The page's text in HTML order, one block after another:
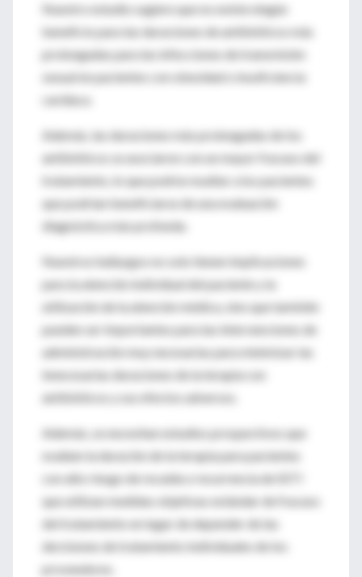
Nuestro estudio sugiere que no existe ningún
beneficio para las duraciones de antibióticos más
prolongadas para las infecciones de transmisión
sexual en pacientes con obesidad o insuficiencia
cardíaca.
Además, las duraciones más prolongadas de los
antibióticos se asociaron con un mayor fracaso del
tratamiento, lo que podría resaltar a los pacientes
que podrían beneficiarse de una evaluación
diagnóstica más profunda.
Nuestros hallazgos no solo tienen implicaciones
para la atención individual del paciente y la
utilización de la atención médica, sino que también
pueden ser importantes para las intervenciones de
administración muy necesarias para minimizar las
innecesarias duraciones de la terapia con
antibióticos y sus efectos adversos.
Además, se necesitan estudios prospectivos que
evalúen la duración de la terapia para pacientes
con alto riesgo de recaída o recurrencia de SSTI
que utilizan medidas objetivas estándar de fracaso
del tratamiento en lugar de depender de las
decisiones de tratamiento individuales de los
proveedores.